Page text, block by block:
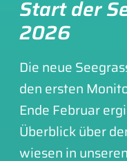
Start der
2026
Die neue
den ers­ten
Ende Febru­ar
Über­blick über
wiesen in